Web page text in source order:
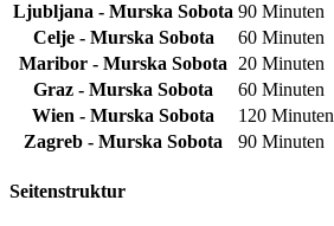
Ljubljana - Murska Sobota 90 Minuten
Celje - Murska Sobota
60 Minuten
Maribor - Murska Sobota
20 Minuten
Graz - Murska Sobota
60 Minuten
Wien - Murska Sobota
120 Minuten
Zagreb - Murska Sobota
90 Minuten
Seitenstruktur